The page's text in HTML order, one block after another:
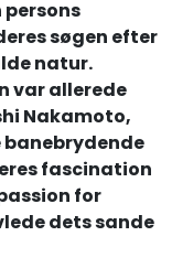
søgen efter
natur.
var allerede
Nakamoto,
banebrydende
fascination
for
dets sande